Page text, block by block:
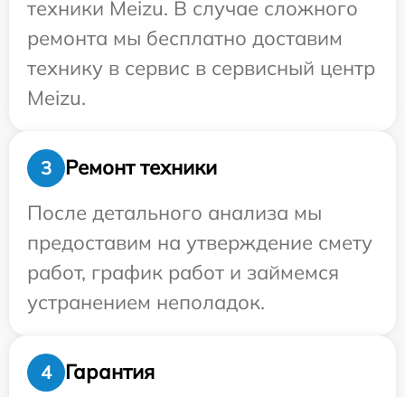
техники Meizu. В случае сложного
ремонта мы бесплатно доставим
технику в сервис в сервисный центр
Meizu.
3
Ремонт техники
После детального анализа мы
предоставим на утверждение смету
работ, график работ и займемся
устранением неполадок.
4 Гарантия